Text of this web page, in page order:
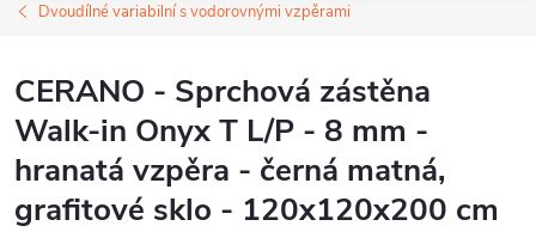
Dvoudílné variabilní s vodorovnými vzpěrami
CERANO - Sprchová zástěna
Walk-in Onyx T L/P - 8 mm -
hranatá vzpěra - černá matná,
grafitové sklo - 120x120x200 cm